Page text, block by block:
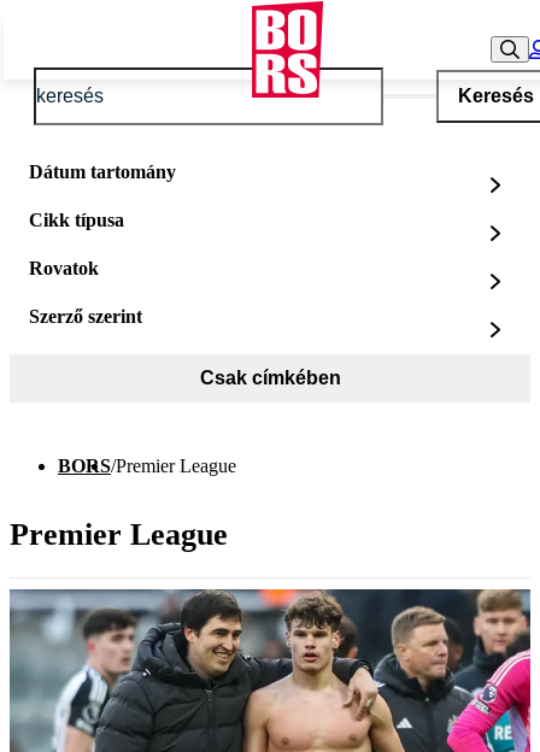
Keresés
Dátum tartomány
Cikk típusa
Rovatok
Szerző szerint
Csak címkében
BORS/Premier League
Premier League